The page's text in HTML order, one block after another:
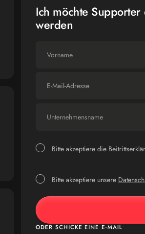
Ich möchte
werden
Bitte akzeptiere die
Bitte akzeptiere unsere
ODER SCHICKE EINE E-MAIL